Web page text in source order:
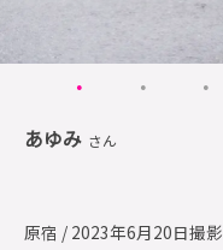
あゆみ さん
原宿 / 2023年6月20日撮影